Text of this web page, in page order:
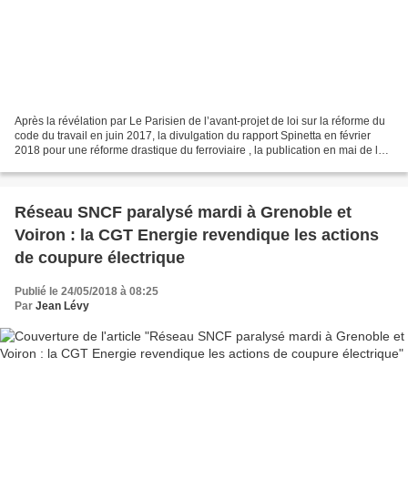
Après la révélation par Le Parisien de l’avant-projet de loi sur la réforme du
code du travail en juin 2017, la divulgation du rapport Spinetta en février
2018 pour une réforme drastique du ferroviaire , la publication en mai de la
Réseau SNCF paralysé mardi à Grenoble et
Voiron : la CGT Energie revendique les actions
de coupure électrique
Publié le 24/05/2018 à 08:25
Par Jean Lévy